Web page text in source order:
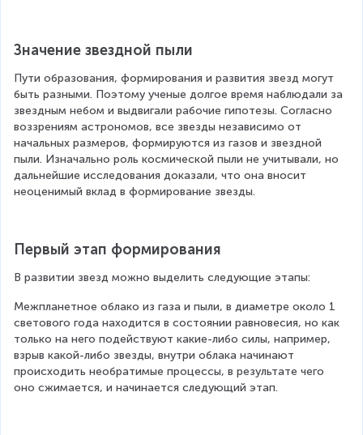
Значение звездной пыли
Пути образования, формирования и развития звезд могут
быть разными. Поэтому ученые долгое время наблюдали за
звездным небом и выдвигали рабочие гипотезы. Согласно
воззрениям астрономов, все звезды независимо от
начальных размеров, формируются из газов и звездной
пыли. Изначально роль космической пыли не учитывали, но
дальнейшие исследования доказали, что она вносит
неоценимый вклад в формирование звезды.
Первый этап формирования
В развитии звезд можно выделить следующие этапы:
Межпланетное облако из газа и пыли, в диаметре около 1
светового года находится в состоянии равновесия, но как
только на него подействуют какие-либо силы, например,
взрыв какой-либо звезды, внутри облака начинают
происходить необратимые процессы, в результате чего
оно сжимается, и начинается следующий этап.